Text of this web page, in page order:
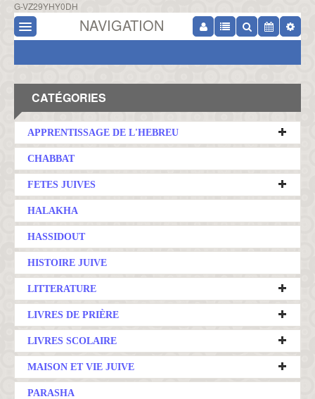
G-VZ29YHY0DH
NAVIGATION
CATÉGORIES
APPRENTISSAGE DE L'HEBREU
CHABBAT
FETES JUIVES
HALAKHA
HASSIDOUT
HISTOIRE JUIVE
LITTERATURE
LIVRES DE PRIÈRE
LIVRES SCOLAIRE
MAISON ET VIE JUIVE
PARASHA